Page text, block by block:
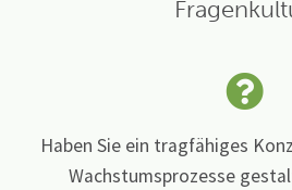
Haben Sie ein tragfähiges
Wachstumsprozesse